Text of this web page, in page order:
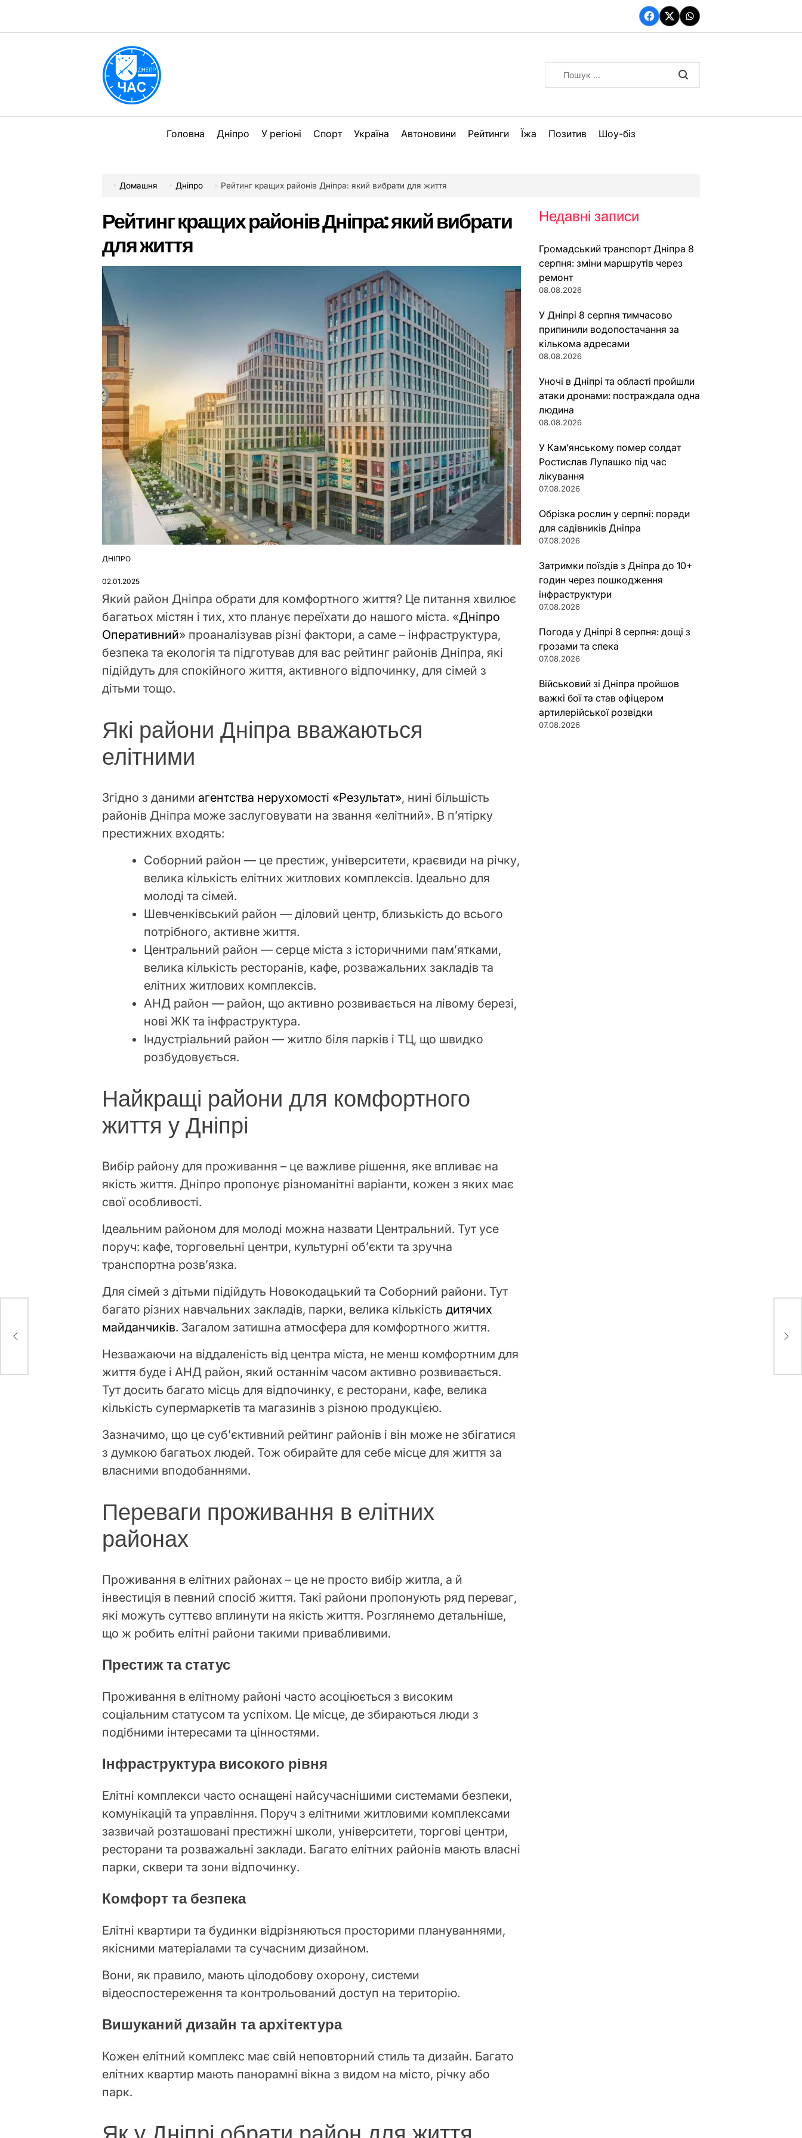
вмісту
Facebook
TwitterWhatsApp
Головна Дніпро У регіоні Спорт Україна Автоновини Рейтинги Їжа Позитив Шоу-біз
Домашня Дніпро Рейтинг кращих районів Дніпра: який вибрати для життя
Рейтинг кращих районів Дніпра: який вибрати
для життя
ОПУБЛІКУВАТИ
ДНІПРО
02.01.2025
Який район Дніпра обрати для комфортного життя? Це питання хвилює
багатьох містян і тих, хто планує переїхати до нашого міста. «Дніпро
Оперативний» проаналізував різні фактори, а саме – інфраструктура,
безпека та екологія та підготував для вас рейтинг районів Дніпра, які
підійдуть для спокійного життя, активного відпочинку, для сімей з
дітьми тощо.
Які райони Дніпра вважаються
елітними
Згідно з данимиагентства нерухомості «Результат», нині більшість
районів Дніпра може заслуговувати на звання «елітний». В п’ятірку
престижних входять:
Соборний район — це престиж, університети, краєвиди на річку,
велика кількість елітних житлових комплексів. Ідеально для
молоді та сімей.
Шевченківський район — діловий центр, близькість до всього
потрібного, активне життя.
Центральний район — серце міста з історичними пам’ятками,
велика кількість ресторанів, кафе, розважальних закладів та
елітних житлових комплексів.
АНД район — район, що активно розвивається на лівому березі,
нові ЖК та інфраструктура.
Індустріальний район — житло біля парків і ТЦ, що швидко
розбудовується.
Найкращі райони для комфортного
життя у Дніпрі
Вибір району для проживання – це важливе рішення, яке впливає на
якість життя. Дніпро пропонує різноманітні варіанти, кожен з яких має
свої особливості.
Ідеальним районом для молоді можна назвати Центральний. Тут усе
поруч: кафе, торговельні центри, культурні об’єкти та зручна
транспортна розв’язка.
Для сімей з дітьми підійдуть Новокодацький та Соборний райони. Тут
багато різних навчальних закладів, парки, велика кількістьдитячих
майданчиків. Загалом затишна атмосфера для комфортного життя.
Незважаючи на віддаленість від центра міста, не менш комфортним для
життя буде і АНД район, який останнім часом активно розвивається.
Тут досить багато місць для відпочинку, є ресторани, кафе, велика
кількість супермаркетів та магазинів з різною продукцією.
Зазначимо, що це суб’єктивний рейтинг районів і він може не збігатися
з думкою багатьох людей. Тож обирайте для себе місце для життя за
власними вподобаннями.
Переваги проживання в елітних
районах
Проживання в елітних районах – це не просто вибір житла, а й
інвестиція в певний спосіб життя. Такі райони пропонують ряд переваг,
які можуть суттєво вплинути на якість життя. Розглянемо детальніше,
що ж робить елітні райони такими привабливими.
Престиж та статус
Проживання в елітному районі часто асоціюється з високим
соціальним статусом та успіхом. Це місце, де збираються люди з
подібними інтересами та цінностями.
Інфраструктура високого рівня
Елітні комплекси часто оснащені найсучаснішими системами безпеки,
комунікацій та управління. Поруч з елітними житловими комплексами
зазвичай розташовані престижні школи, університети, торгові центри,
ресторани та розважальні заклади. Багато елітних районів мають власні
парки, сквери та зони відпочинку.
Комфорт та безпека
Елітні квартири та будинки відрізняються просторими плануваннями,
якісними матеріалами та сучасним дизайном.
Вони, як правило, мають цілодобову охорону, системи
відеоспостереження та контрольований доступ на територію.
Вишуканий дизайн та архітектура
Кожен елітний комплекс має свій неповторний стиль та дизайн. Багато
елітних квартир мають панорамні вікна з видом на місто, річку або
парк.
ІП-1
Недавні записи
Громадський транспорт Дніпра 8
серпня: зміни маршрутів через
ремонт
08.08.2026
У Дніпрі 8 серпня тимчасово
припинили водопостачання за
кількома адресами
08.08.2026
Уночі в Дніпрі та області пройшли
атаки дронами: постраждала одна
людина
08.08.2026
У Кам’янському помер солдат
Ростислав Лупашко під час
лікування
07.08.2026
Обрізка рослин у серпні: поради
для садівників Дніпра
07.08.2026
Затримки поїздів з Дніпра до 10+
годин через пошкодження
інфраструктури
07.08.2026
Погода у Дніпрі 8 серпня: дощі з
грозами та спека
07.08.2026
Військовий зі Дніпра пройшов
важкі бої та став офіцером
артилерійської розвідки
07.08.2026